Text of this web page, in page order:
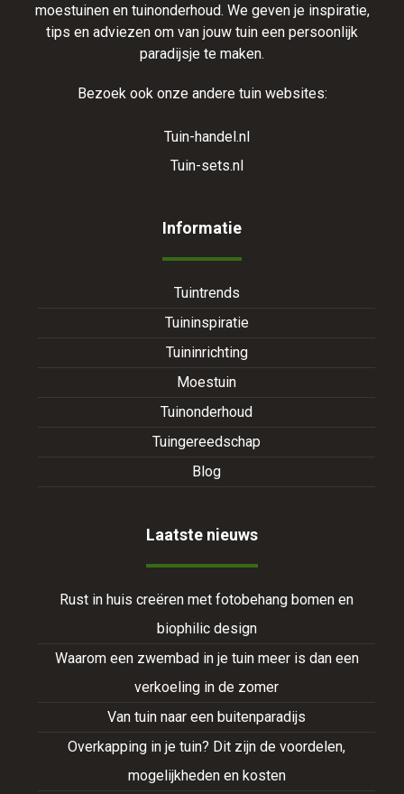
moestuinen en tuinonderhoud. We geven je inspiratie,
tips en adviezen om van jouw tuin een persoonlijk
paradijsje te maken.
Bezoek ook onze andere tuin websites:
Tuin-handel.nl
Tuin-sets.nl
Informatie
Tuintrends
Tuininspiratie
Tuininrichting
Moestuin
Tuinonderhoud
Tuingereedschap
Blog
Laatste nieuws
Rust in huis creëren met fotobehang bomen en
biophilic design
Waarom een zwembad in je tuin meer is dan een
verkoeling in de zomer
Van tuin naar een buitenparadijs
Overkapping in je tuin? Dit zijn de voordelen,
mogelijkheden en kosten